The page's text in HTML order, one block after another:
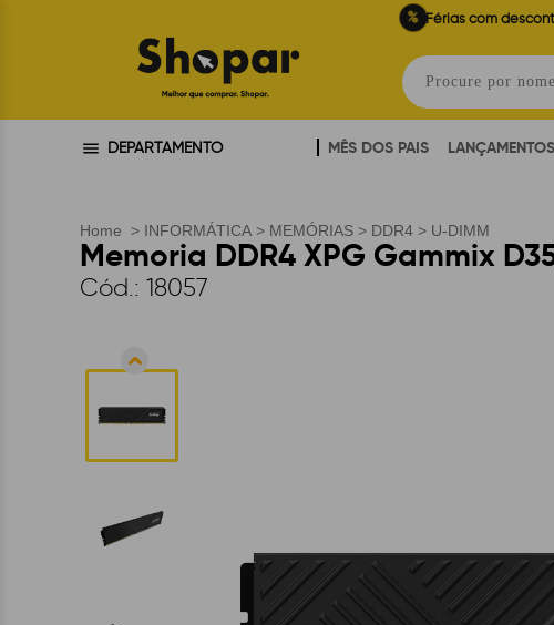
% Férias com
DEPARTAMENTO MÊS DOS PAIS LANÇAMENTOS
Home > INFORMÁTICA > MEMÓRIAS > DDR4 > U-DIMM
Memoria DDR4 XPG Gammix
Cód.: 18057